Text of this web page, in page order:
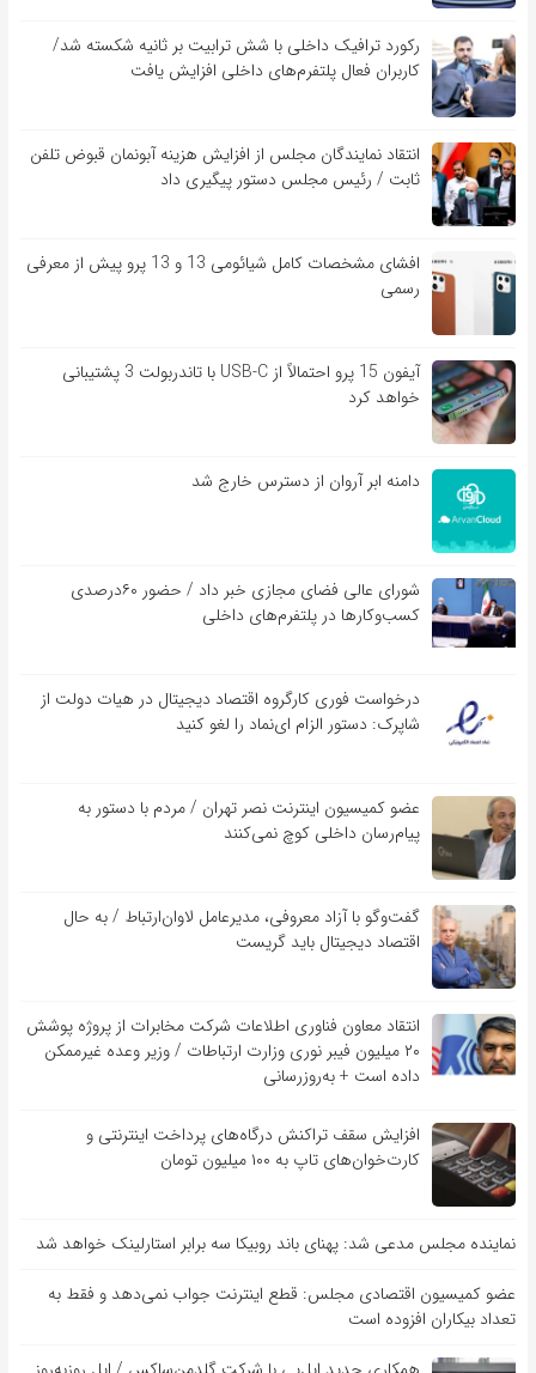
رکورد ترافیک داخلی با شش ترابیت بر ثانیه شکسته شد/
کاربران فعال پلتفرم‌های داخلی افزایش یافت
انتقاد نمایندگان مجلس از افزایش هزینه آبونمان قبوض تلفن
ثابت / رئیس مجلس دستور پیگیری داد
افشای مشخصات کامل شیائومی 13 و 13 پرو پیش از معرفی
رسمی
آیفون 15 پرو احتمالاً از USB-C با تاندربولت 3 پشتیبانی
خواهد کرد
دامنه ابر آروان از دسترس خارج شد
شورای عالی فضای مجازی خبر داد / حضور ۶۰درصدی
کسب‌و‌کارها در پلتفرم‌های داخلی
درخواست فوری کارگروه اقتصاد دیجیتال در هیات دولت از
شاپرک: دستور الزام ای‌نماد را لغو کنید
عضو کمیسیون اینترنت نصر تهران / مردم با دستور به
پیام‌رسان داخلی کوچ نمی‌کنند
گفت‌و‌گو با آزاد معروفی، مدیرعامل لاوان‌ارتباط / به حال
اقتصاد دیجیتال باید گریست
انتقاد معاون فناوری اطلاعات شرکت مخابرات از پروژه پوشش
۲۰ میلیون فیبر نوری وزارت ارتباطات / وزیر وعده غیرممکن
داده است + به‌روزرسانی
افزایش سقف تراکنش درگاه‌های پرداخت اینترنتی و
کارت‌خوان‌های تاپ به ۱۰۰ میلیون تومان
نماینده مجلس مدعی شد: پهنای باند روبیکا سه برابر استارلینک خواهد شد
عضو کمیسیون اقتصادی مجلس: قطع اینترنت جواب نمی‌دهد و فقط به
تعداد بیکاران افزوده است